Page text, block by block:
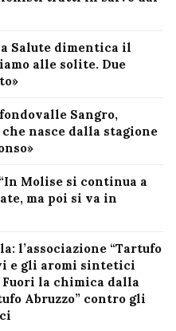
Salute dimentica il
alle solite. Due
Sangro,
nasce dalla stagione
Molise si continua a
ma poi si va in
l’associazione “Tartufo
e gli aromi sintetici
Fuori la chimica dalla
Abruzzo” contro gli